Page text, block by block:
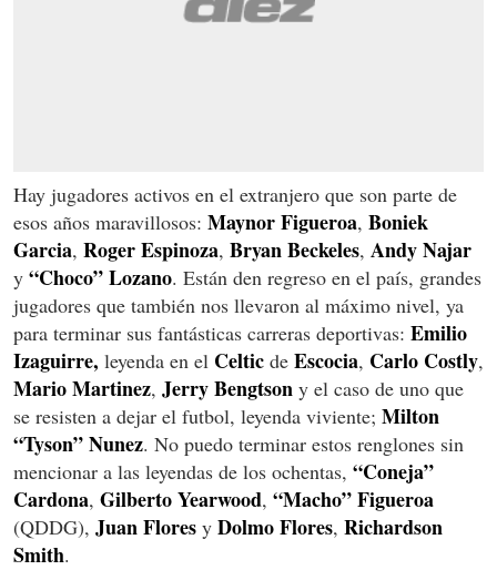
Hay jugadores activos en el extranjero que son parte de
esos años maravillosos: Maynor Figueroa, Boniek
Garcia, Roger Espinoza, Bryan Beckeles, Andy Najar
y “Choco” Lozano. Están den regreso en el país, grandes
jugadores que también nos llevaron al máximo nivel, ya
para terminar sus fantásticas carreras deportivas: Emilio
Izaguirre, leyenda en el Celtic de Escocia, Carlo Costly,
Mario Martinez, Jerry Bengtson y el caso de uno que
se resisten a dejar el futbol, leyenda viviente; Milton
“Tyson” Nunez. No puedo terminar estos renglones sin
mencionar a las leyendas de los ochentas, “Coneja”
Cardona, Gilberto Yearwood, “Macho” Figueroa
(QDDG), Juan Flores y Dolmo Flores, Richardson
Smith.